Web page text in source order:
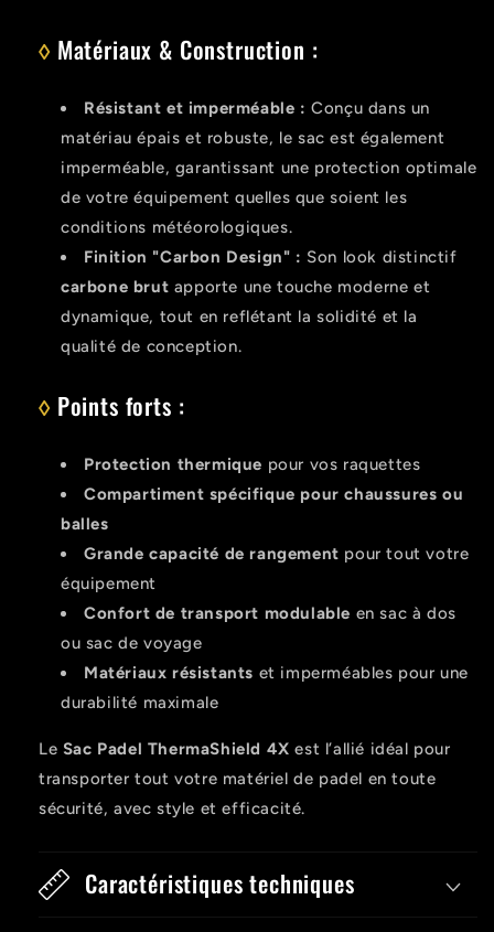
◊ Matériaux & Construction :
Résistant et imperméable : Conçu dans un
matériau épais et robuste, le sac est également
imperméable, garantissant une protection optimale
de votre équipement quelles que soient les
conditions météorologiques.
Finition "Carbon Design" : Son look distinctif
carbone brut apporte une touche moderne et
dynamique, tout en reflétant la solidité et la
qualité de conception.
◊ Points forts :
Protection thermique pour vos raquettes
Compartiment spécifique pour chaussures ou
balles
Grande capacité de rangement pour tout votre
équipement
Confort de transport modulable en sac à dos
ou sac de voyage
Matériaux résistants et imperméables pour une
durabilité maximale
Le Sac Padel ThermaShield 4X est l’allié idéal pour
transporter tout votre matériel de padel en toute
sécurité, avec style et efficacité.
Caractéristiques techniques